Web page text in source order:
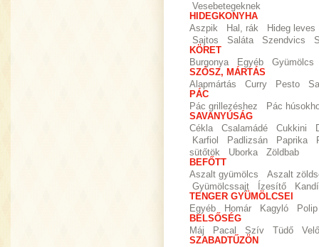
Vesebetegeknek
HIDEGKONYHA
Aszpik
Hal, rák
Hideg leves
Sajtos
Saláta Szendvics
KÖRET
Burgonya
Egyéb
Gyümölcs
SZÓSZ, MÁRTÁS
Alapmártás
Curry Pesto
PÁC
Pác grillezéshez
Pác
SAVANYÚSÁG
Cékla
Csalamádé Cukkini
Karfiol
Padlizsán Paprika
sütőtök
Uborka
Zöldbab
BEFŐTT
Aszalt gyümölcs
Aszalt
Gyümölcssajt
Ízesítő
TENGER GYÜMÖLCSEI
Egyéb
Homár Kagyló
Polip
BELSŐSÉG
Máj
Pacal Szív Tüdő
Velő
SZABADTŰZÖN